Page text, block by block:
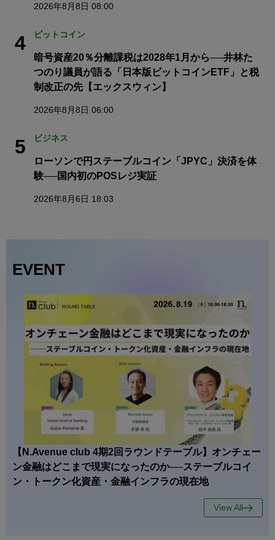
2026年8月8日 08:00
4 ビットコイン
暗号資産20％分離課税は2028年1月から──井林た
つのり議員が語る「日本版ビットコインETF」と税
制改正の先【エックスウィン】
2026年8月8日 06:00
5 ビジネス
ローソンで円ステーブルコイン「JPYC」決済を体
験──国内初のPOSレジ実証
2026年8月6日 18:03
EVENT
【N.Avenue club 4期2回ラウンドテーブル】オンチェー
ン金融はどこまで現実になったのか──ステーブルコイ
ン・トークン化資産・金融インフラの現在地
View All